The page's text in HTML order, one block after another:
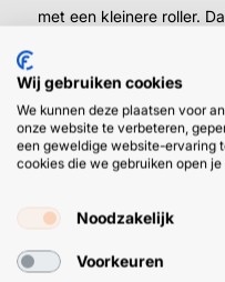
met een kleinere roller.
45 mm
aandrukroller
⤷ Top voor naden,
28 mmaandrukroller
bereikbare plekken
Veel professionals
Wij gebruiken cookies
We kunnen deze plaatsen voor
onze website te verbeteren,
een geweldige website-ervaring
cookies die we gebruiken open
Noodzakelijk
Voorkeuren